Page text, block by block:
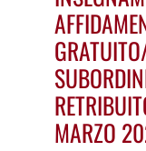
MARZO